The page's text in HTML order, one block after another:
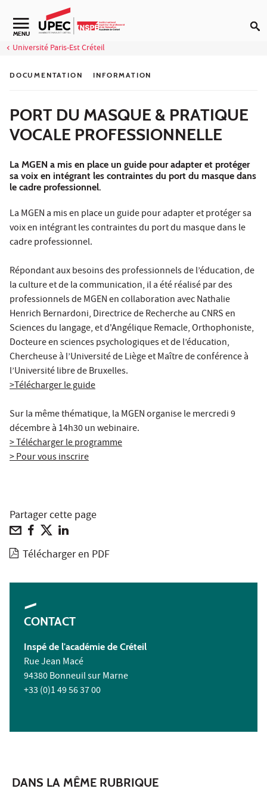
Aller au contenu
Navigation secondaire
MENU
Université Paris-Est Créteil
DOCUMENTATION INFORMATION
PORT DU MASQUE & PRATIQUE
VOCALE PROFESSIONNELLE
La MGEN a mis en place un guide pour adapter et protéger
sa voix en intégrant les contraintes du port du masque dans
le cadre professionnel.
La MGEN a mis en place un guide pour adapter et protéger sa
voix en intégrant les contraintes du port du masque dans le
cadre professionnel.
Répondant aux besoins des professionnels de l’éducation, de
la culture et de la communication, il a été réalisé par des
professionnels de MGEN en collaboration avec Nathalie
Henrich Bernardoni, Directrice de Recherche au CNRS en
Sciences du langage, et d'Angélique Remacle, Orthophoniste,
Docteure en sciences psychologiques et de l’éducation,
Chercheuse à l’Université de Liège et Maître de conférence à
l’Université libre de Bruxelles.
>Télécharger le guide
Sur la même thématique, la MGEN organise le mercredi 9
décembre à 14h30 un webinaire.
> Télécharger le programme
> Pour vous inscrire
Partager cette page
Télécharger en PDF
CONTACT
Inspé de l'académie de Créteil
Rue Jean Macé
94380 Bonneuil sur Marne
+33 (0)1 49 56 37 00
DANS LA MÊME RUBRIQUE